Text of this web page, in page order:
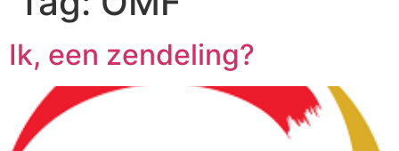
Ik, een zendeling?